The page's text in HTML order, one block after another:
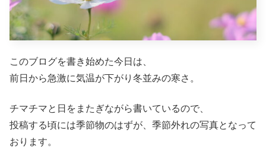
このブログを書き始めた今日は、
前日から急激に気温が下がり冬並みの寒さ。
チマチマと日をまたぎながら書いているので、
投稿する頃には季節物のはずが、季節外れの写真となって
おります。